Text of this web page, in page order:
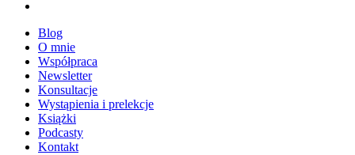
Blog
O mnie
Współpraca
Newsletter
Konsultacje
Wystąpienia i prelekcje
Książki
Podcasty
Kontakt